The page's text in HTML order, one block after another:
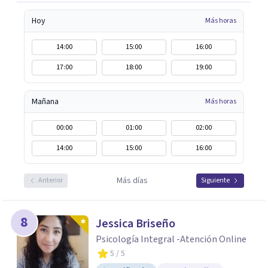
Hoy Más horas
14:00 15:00
16:00
17:00
18:00 19:00
Mañana Más horas
00:00 01:00
02:00
14:00
15:00 16:00
Anterior Más días Siguiente
8 Jessica Briseño
Psicología Integral -Atención Online
5 / 5